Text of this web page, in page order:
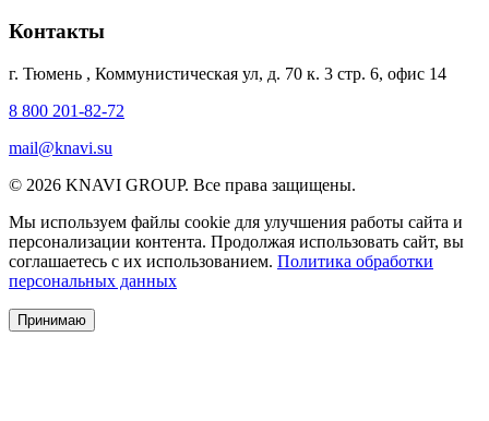
Контакты
г. Тюмень , Коммунистическая ул, д. 70 к. 3 стр. 6, офис 14
8 800 201-82-72
mail@knavi.su
© 2026 KNAVI GROUP. Все права защищены.
Мы используем файлы cookie для улучшения работы сайта и
персонализации контента. Продолжая использовать сайт, вы
соглашаетесь с их использованием. Политика обработки
персональных данных
Принимаю